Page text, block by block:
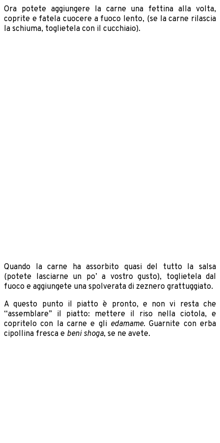
Ora potete aggiungere la carne una fettina alla volta,
coprite e fatela cuocere a fuoco lento, (se la carne rilascia
la schiuma, toglietela con il cucchiaio).
Quando la carne ha assorbito quasi del tutto la salsa
(potete lasciarne un po’ a vostro gusto), toglietela dal
fuoco e aggiungete una spolverata di zeznero grattuggiato.
A questo punto il piatto è pronto, e non vi resta che
“assemblare” il piatto: mettere il riso nella ciotola, e
copritelo con la carne e gli edamame. Guarnite con erba
cipollina fresca e beni shoga, se ne avete.